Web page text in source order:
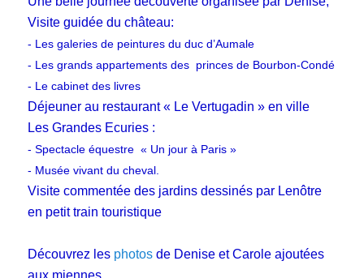
Visite guidée du château:
- Les galeries de peintures du duc d’Aumale
- Les grands appartements des princes de Bourbon-Condé
- Le cabinet des livres
Déjeuner au restaurant « Le Vertugadin » en ville
Les Grandes Ecuries :
- Spectacle équestre « Un jour à Paris »
- Musée vivant du cheval.
Visite commentée des jardins dessinés par Lenôtre
en petit train touristique
Découvrez les photos de Denise et Carole ajoutées